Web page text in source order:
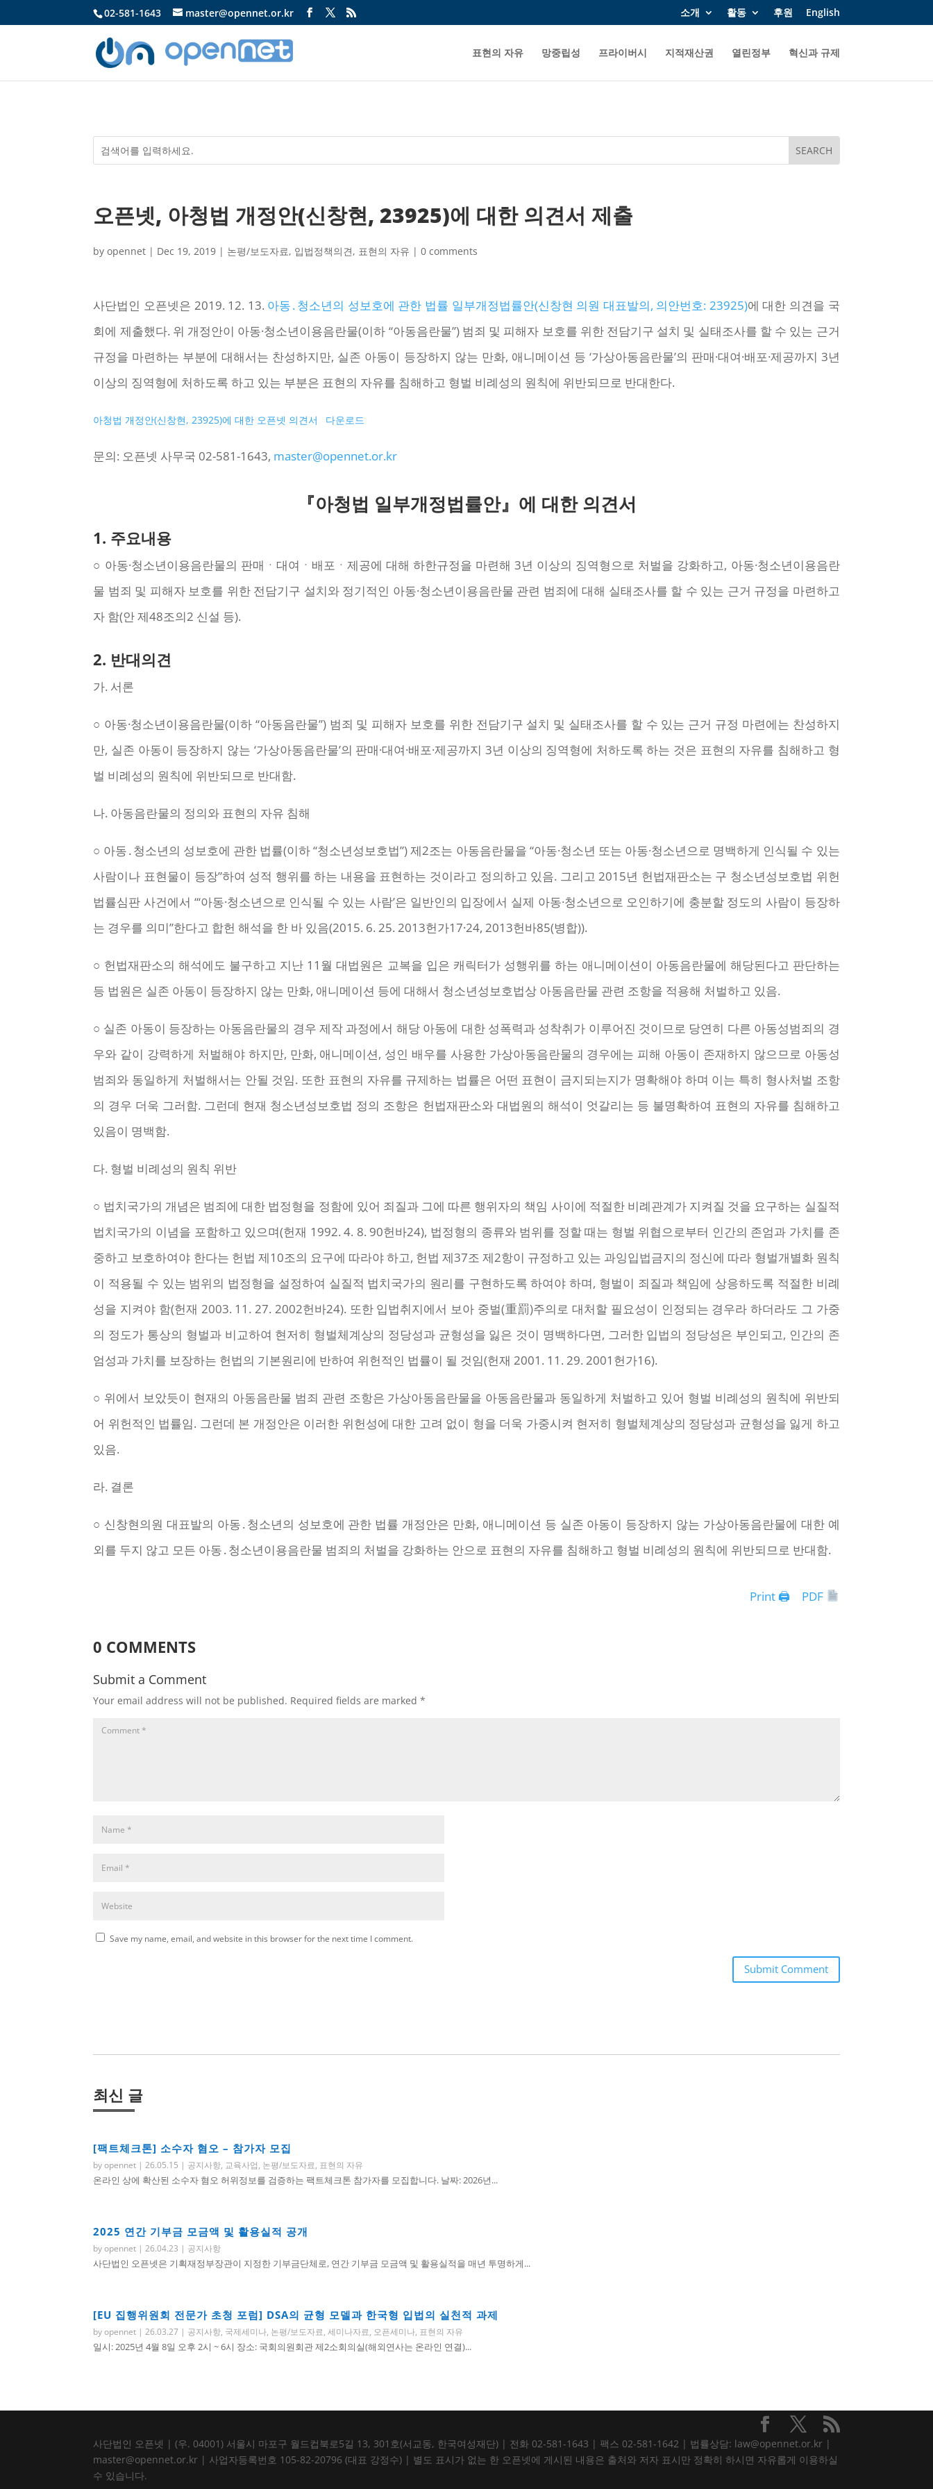
02-581-1643 master@opennet.or.kr 소개 활동 후원 English
표현의 자유 망중립성 프라이버시 지적재산권 열린정부 혁신과 규제
오픈넷, 아청법 개정안(신창현, 23925)에 대한 의견서 제출
byopennet | Dec 19, 2019 | 논평/보도자료, 입법정책의견, 표현의 자유 |0 comments
사단법인 오픈넷은 2019. 12. 13. 아동․청소년의 성보호에 관한 법률 일부개정법률안(신창현 의원 대표발의, 의안번호: 23925)에 대한 의견을 국
회에 제출했다. 위 개정안이 아동·청소년이용음란물(이하 “아동음란물”) 범죄 및 피해자 보호를 위한 전담기구 설치 및 실태조사를 할 수 있는 근거
규정을 마련하는 부분에 대해서는 찬성하지만, 실존 아동이 등장하지 않는 만화, 애니메이션 등 ‘가상아동음란물’의 판매·대여·배포·제공까지 3년
이상의 징역형에 처하도록 하고 있는 부분은 표현의 자유를 침해하고 형벌 비례성의 원칙에 위반되므로 반대한다.
아청법 개정안(신창현, 23925)에 대한 오픈넷 의견서 다운로드
문의: 오픈넷 사무국 02-581-1643, master@opennet.or.kr
『아청법 일부개정법률안』에 대한 의견서
1. 주요내용
○ 아동·청소년이용음란물의 판매ㆍ대여ㆍ배포ㆍ제공에 대해 하한규정을 마련해 3년 이상의 징역형으로 처벌을 강화하고, 아동·청소년이용음란
물 범죄 및 피해자 보호를 위한 전담기구 설치와 정기적인 아동·청소년이용음란물 관련 범죄에 대해 실태조사를 할 수 있는 근거 규정을 마련하고
자 함(안 제48조의2 신설 등).
2. 반대의견
가. 서론
○ 아동·청소년이용음란물(이하 “아동음란물”) 범죄 및 피해자 보호를 위한 전담기구 설치 및 실태조사를 할 수 있는 근거 규정 마련에는 찬성하지
만, 실존 아동이 등장하지 않는 ‘가상아동음란물’의 판매·대여·배포·제공까지 3년 이상의 징역형에 처하도록 하는 것은 표현의 자유를 침해하고 형
벌 비례성의 원칙에 위반되므로 반대함.
나. 아동음란물의 정의와 표현의 자유 침해
○ 아동․청소년의 성보호에 관한 법률(이하 “청소년성보호법”) 제2조는 아동음란물을 “아동·청소년 또는 아동·청소년으로 명백하게 인식될 수 있는
사람이나 표현물이 등장”하여 성적 행위를 하는 내용을 표현하는 것이라고 정의하고 있음. 그리고 2015년 헌법재판소는 구 청소년성보호법 위헌
법률심판 사건에서 “‘아동·청소년으로 인식될 수 있는 사람’은 일반인의 입장에서 실제 아동·청소년으로 오인하기에 충분할 정도의 사람이 등장하
는 경우를 의미”한다고 합헌 해석을 한 바 있음(2015. 6. 25. 2013헌가17·24, 2013헌바85(병합)).
○ 헌법재판소의 해석에도 불구하고 지난 11월 대법원은 교복을 입은 캐릭터가 성행위를 하는 애니메이션이 아동음란물에 해당된다고 판단하는
등 법원은 실존 아동이 등장하지 않는 만화, 애니메이션 등에 대해서 청소년성보호법상 아동음란물 관련 조항을 적용해 처벌하고 있음.
○ 실존 아동이 등장하는 아동음란물의 경우 제작 과정에서 해당 아동에 대한 성폭력과 성착취가 이루어진 것이므로 당연히 다른 아동성범죄의 경
우와 같이 강력하게 처벌해야 하지만, 만화, 애니메이션, 성인 배우를 사용한 가상아동음란물의 경우에는 피해 아동이 존재하지 않으므로 아동성
범죄와 동일하게 처벌해서는 안될 것임. 또한 표현의 자유를 규제하는 법률은 어떤 표현이 금지되는지가 명확해야 하며 이는 특히 형사처벌 조항
의 경우 더욱 그러함. 그런데 현재 청소년성보호법 정의 조항은 헌법재판소와 대법원의 해석이 엇갈리는 등 불명확하여 표현의 자유를 침해하고
있음이 명백함.
다. 형벌 비례성의 원칙 위반
○ 법치국가의 개념은 범죄에 대한 법정형을 정함에 있어 죄질과 그에 따른 행위자의 책임 사이에 적절한 비례관계가 지켜질 것을 요구하는 실질적
법치국가의 이념을 포함하고 있으며(헌재 1992. 4. 8. 90헌바24), 법정형의 종류와 범위를 정할 때는 형벌 위협으로부터 인간의 존엄과 가치를 존
중하고 보호하여야 한다는 헌법 제10조의 요구에 따라야 하고, 헌법 제37조 제2항이 규정하고 있는 과잉입법금지의 정신에 따라 형벌개별화 원칙
이 적용될 수 있는 범위의 법정형을 설정하여 실질적 법치국가의 원리를 구현하도록 하여야 하며, 형벌이 죄질과 책임에 상응하도록 적절한 비례
성을 지켜야 함(헌재 2003. 11. 27. 2002헌바24). 또한 입법취지에서 보아 중벌(重罰)주의로 대처할 필요성이 인정되는 경우라 하더라도 그 가중
의 정도가 통상의 형벌과 비교하여 현저히 형벌체계상의 정당성과 균형성을 잃은 것이 명백하다면, 그러한 입법의 정당성은 부인되고, 인간의 존
엄성과 가치를 보장하는 헌법의 기본원리에 반하여 위헌적인 법률이 될 것임(헌재 2001. 11. 29. 2001헌가16).
○ 위에서 보았듯이 현재의 아동음란물 범죄 관련 조항은 가상아동음란물을 아동음란물과 동일하게 처벌하고 있어 형벌 비례성의 원칙에 위반되
어 위헌적인 법률임. 그런데 본 개정안은 이러한 위헌성에 대한 고려 없이 형을 더욱 가중시켜 현저히 형벌체계상의 정당성과 균형성을 잃게 하고
있음.
라. 결론
○ 신창현의원 대표발의 아동․청소년의 성보호에 관한 법률 개정안은 만화, 애니메이션 등 실존 아동이 등장하지 않는 가상아동음란물에 대한 예
외를 두지 않고 모든 아동․청소년이용음란물 범죄의 처벌을 강화하는 안으로 표현의 자유를 침해하고 형벌 비례성의 원칙에 위반되므로 반대함.
Print 🖨 PDF
0 COMMENTS
Submit a Comment
Your email address will not be published. Required fields are marked*
Save my name, email, and website in this browser for the next time I comment.
Submit Comment
최신 글
[팩트체크톤] 소수자 혐오 – 참가자 모집
byopennet |26.05.15 | 공지사항, 교육사업, 논평/보도자료, 표현의 자유
온라인 상에 확산된 소수자 혐오 허위정보를 검증하는 팩트체크톤 참가자를 모집합니다. 날짜: 2026년...
2025 연간 기부금 모금액 및 활용실적 공개
byopennet |26.04.23 | 공지사항
사단법인 오픈넷은 기획재정부장관이 지정한 기부금단체로, 연간 기부금 모금액 및 활용실적을 매년 투명하게...
[EU 집행위원회 전문가 초청 포럼] DSA의 균형 모델과 한국형 입법의 실천적 과제
byopennet |26.03.27 | 공지사항, 국제세미나, 논평/보도자료,세미나자료, 오픈세미나, 표현의 자유
일시: 2025년 4월 8일 오후 2시 ~ 6시 장소: 국회의원회관 제2소회의실(해외연사는 온라인 연결)...
사단법인 오픈넷 | (우. 04001) 서울시 마포구 월드컵북로5길 13, 301호(서교동, 한국여성재단) | 전화 02-581-1643 | 팩스 02-581-1642 | 법률상담: law@opennet.or.kr |
master@opennet.or.kr | 사업자등록번호 105-82-20796 (대표 강정수) | 별도 표시가 없는 한 오픈넷에 게시된 내용은 출처와 저자 표시만 정확히 하시면 자유롭게 이용하실
수 있습니다.